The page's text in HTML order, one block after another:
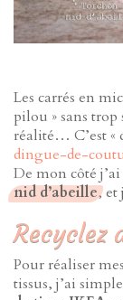
Les carrés en
pilou » sans trop
réalité… C’est «
dingue-de-
De mon côté
nid d’abeille, et
Recyclez
Pour réaliser
tissus, j’ai